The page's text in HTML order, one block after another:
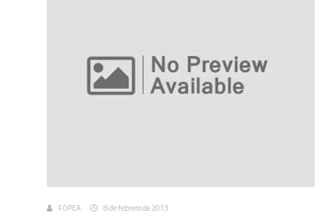
FOPEA 8 de febrero de 2013